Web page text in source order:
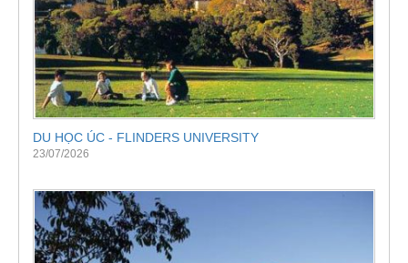
DU HỌC ÚC - FLINDERS UNIVERSITY
23/07/2026